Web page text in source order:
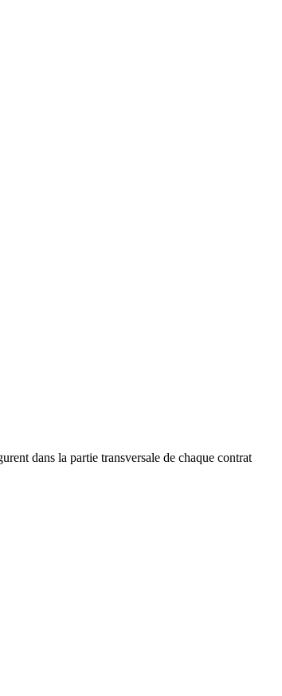
dans la partie transversale de chaque contrat